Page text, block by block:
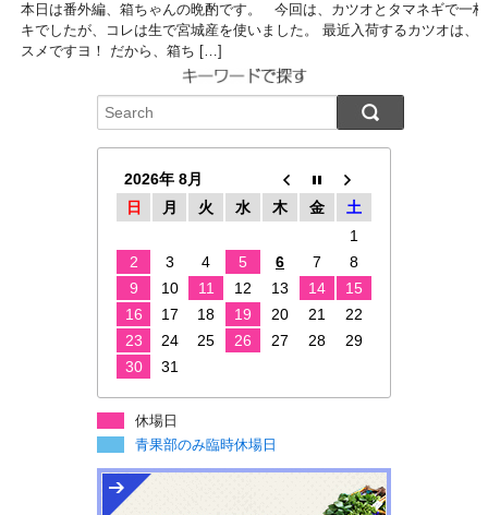
本日は番外編、箱ちゃんの晩酌です。 今回は、カツオとタマネギで一
キでしたが、コレは生で宮城産を使いました。 最近入荷するカツオは、
スメですヨ！ だから、箱ち […]
2026年 8月
日
月 火 水 木 金
土
1
2
3 4 5 6 7
8
9
10 11 12 13 14
15
16
17 18 19 20 21
22
23
24 25 26 27 28
29
30
31
休場日
青果部のみ臨時休場日